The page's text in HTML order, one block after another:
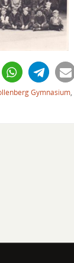
Gymnasium